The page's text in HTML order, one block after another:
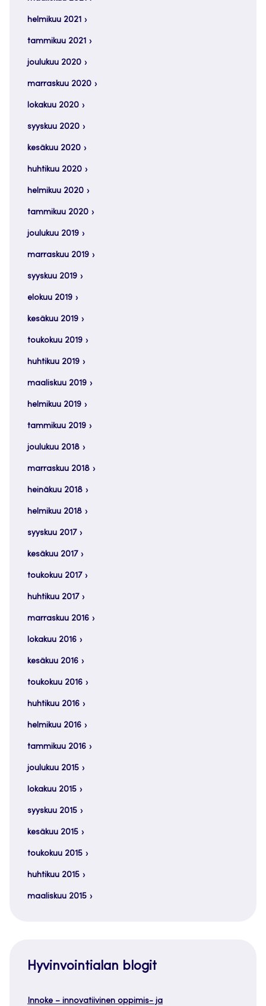
helmikuu 2021
tammikuu 2021
joulukuu 2020
marraskuu 2020
lokakuu 2020
syyskuu 2020
kesäkuu 2020
huhtikuu 2020
helmikuu 2020
tammikuu 2020
joulukuu 2019
marraskuu 2019
syyskuu 2019
elokuu 2019
kesäkuu 2019
toukokuu 2019
huhtikuu 2019
maaliskuu 2019
helmikuu 2019
tammikuu 2019
joulukuu 2018
marraskuu 2018
heinäkuu 2018
helmikuu 2018
syyskuu 2017
kesäkuu 2017
toukokuu 2017
huhtikuu 2017
marraskuu 2016
lokakuu 2016
kesäkuu 2016
toukokuu 2016
huhtikuu 2016
helmikuu 2016
tammikuu 2016
joulukuu 2015
lokakuu 2015
syyskuu 2015
kesäkuu 2015
toukokuu 2015
huhtikuu 2015
maaliskuu 2015
Hyvinvointialan blogit
Innoke – innovatiivinen oppimis- ja